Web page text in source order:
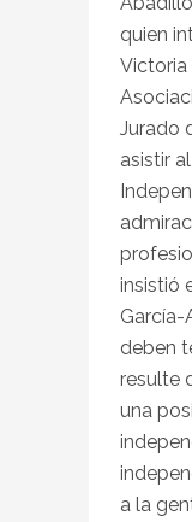
quien
Victoria
Jurado
asistir
insistió
García-
deben
resulte
una
a la